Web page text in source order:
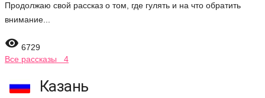
Продолжаю свой рассказ о том, где гулять и на что обратить
внимание...
 6729
Все рассказы 4
Казань